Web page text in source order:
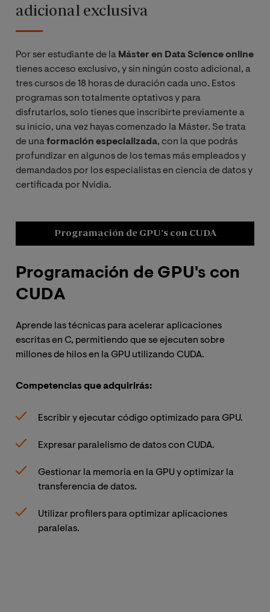
adicional exclusiva
Por ser estudiante de la Máster en Data Science online
tienes acceso exclusivo, y sin ningún costo adicional, a
tres cursos de 18 horas de duración cada uno. Estos
programas son totalmente optativos y para
disfrutarlos, solo tienes que inscribirte previamente a
su inicio, una vez hayas comenzado la Máster. Se trata
de unaformación especializada, con la que podrás
profundizar en algunos de los temas más empleados y
demandados por los especialistas en ciencia de datos y
certificada por Nvidia.
Programación de GPU's con CUDA
Programación de GPU's con
CUDA
Aprende las técnicas para acelerar aplicaciones
escritas en C, permitiendo que se ejecuten sobre
millones de hilos en la GPU utilizando CUDA.
Competencias que adquirirás:
Escribir y ejecutar código optimizado para GPU.
Expresar paralelismo de datos con CUDA.
Gestionar la memoria en la GPU y optimizar la
transferencia de datos.
Utilizar profilers para optimizar aplicaciones
paralelas.